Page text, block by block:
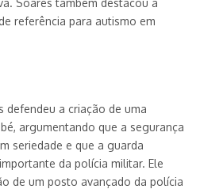
Soares também destacou a
referência para autismo em
defendeu a criação de uma
argumentando que a segurança
seriedade e que a guarda
da polícia militar. Ele
de um posto avançado da polícia